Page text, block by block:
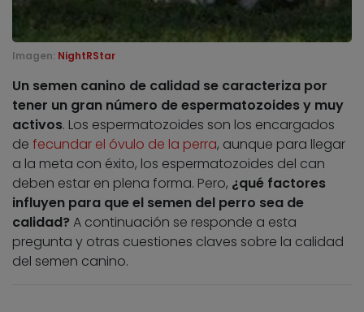
Imagen: NightRStar
Un semen canino de calidad se caracteriza por
tener un gran número de espermatozoides y muy
activos. Los espermatozoides son los encargados
de fecundar el óvulo de la perra, aunque para llegar
a la meta con éxito, los espermatozoides del can
deben estar en plena forma. Pero, ¿qué factores
influyen para que el semen del perro sea de
calidad? A continuación se responde a esta
pregunta y otras cuestiones claves sobre la calidad
del semen canino.